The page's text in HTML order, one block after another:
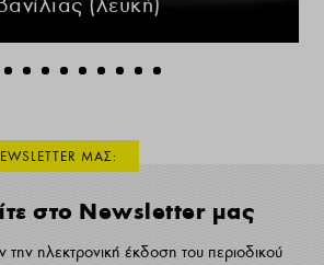
ΜΑΣ:
στο Newsletter μας
ηλεκτρονική έκδοση του περιοδικού